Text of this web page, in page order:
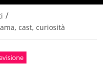
/
cast, curiosità